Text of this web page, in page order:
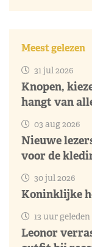
Meest gelezen
31 jul 2026
Knopen,
hangt van
03 aug 2026
Nieuwe
voor de
30 jul 2026
Koninklijke
13 uur geleden
Leonor